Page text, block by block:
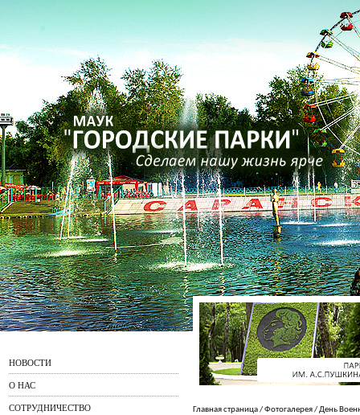
НОВОСТИ
О НАС
СОТРУДНИЧЕСТВО Главная страница/Фотогалерея/День